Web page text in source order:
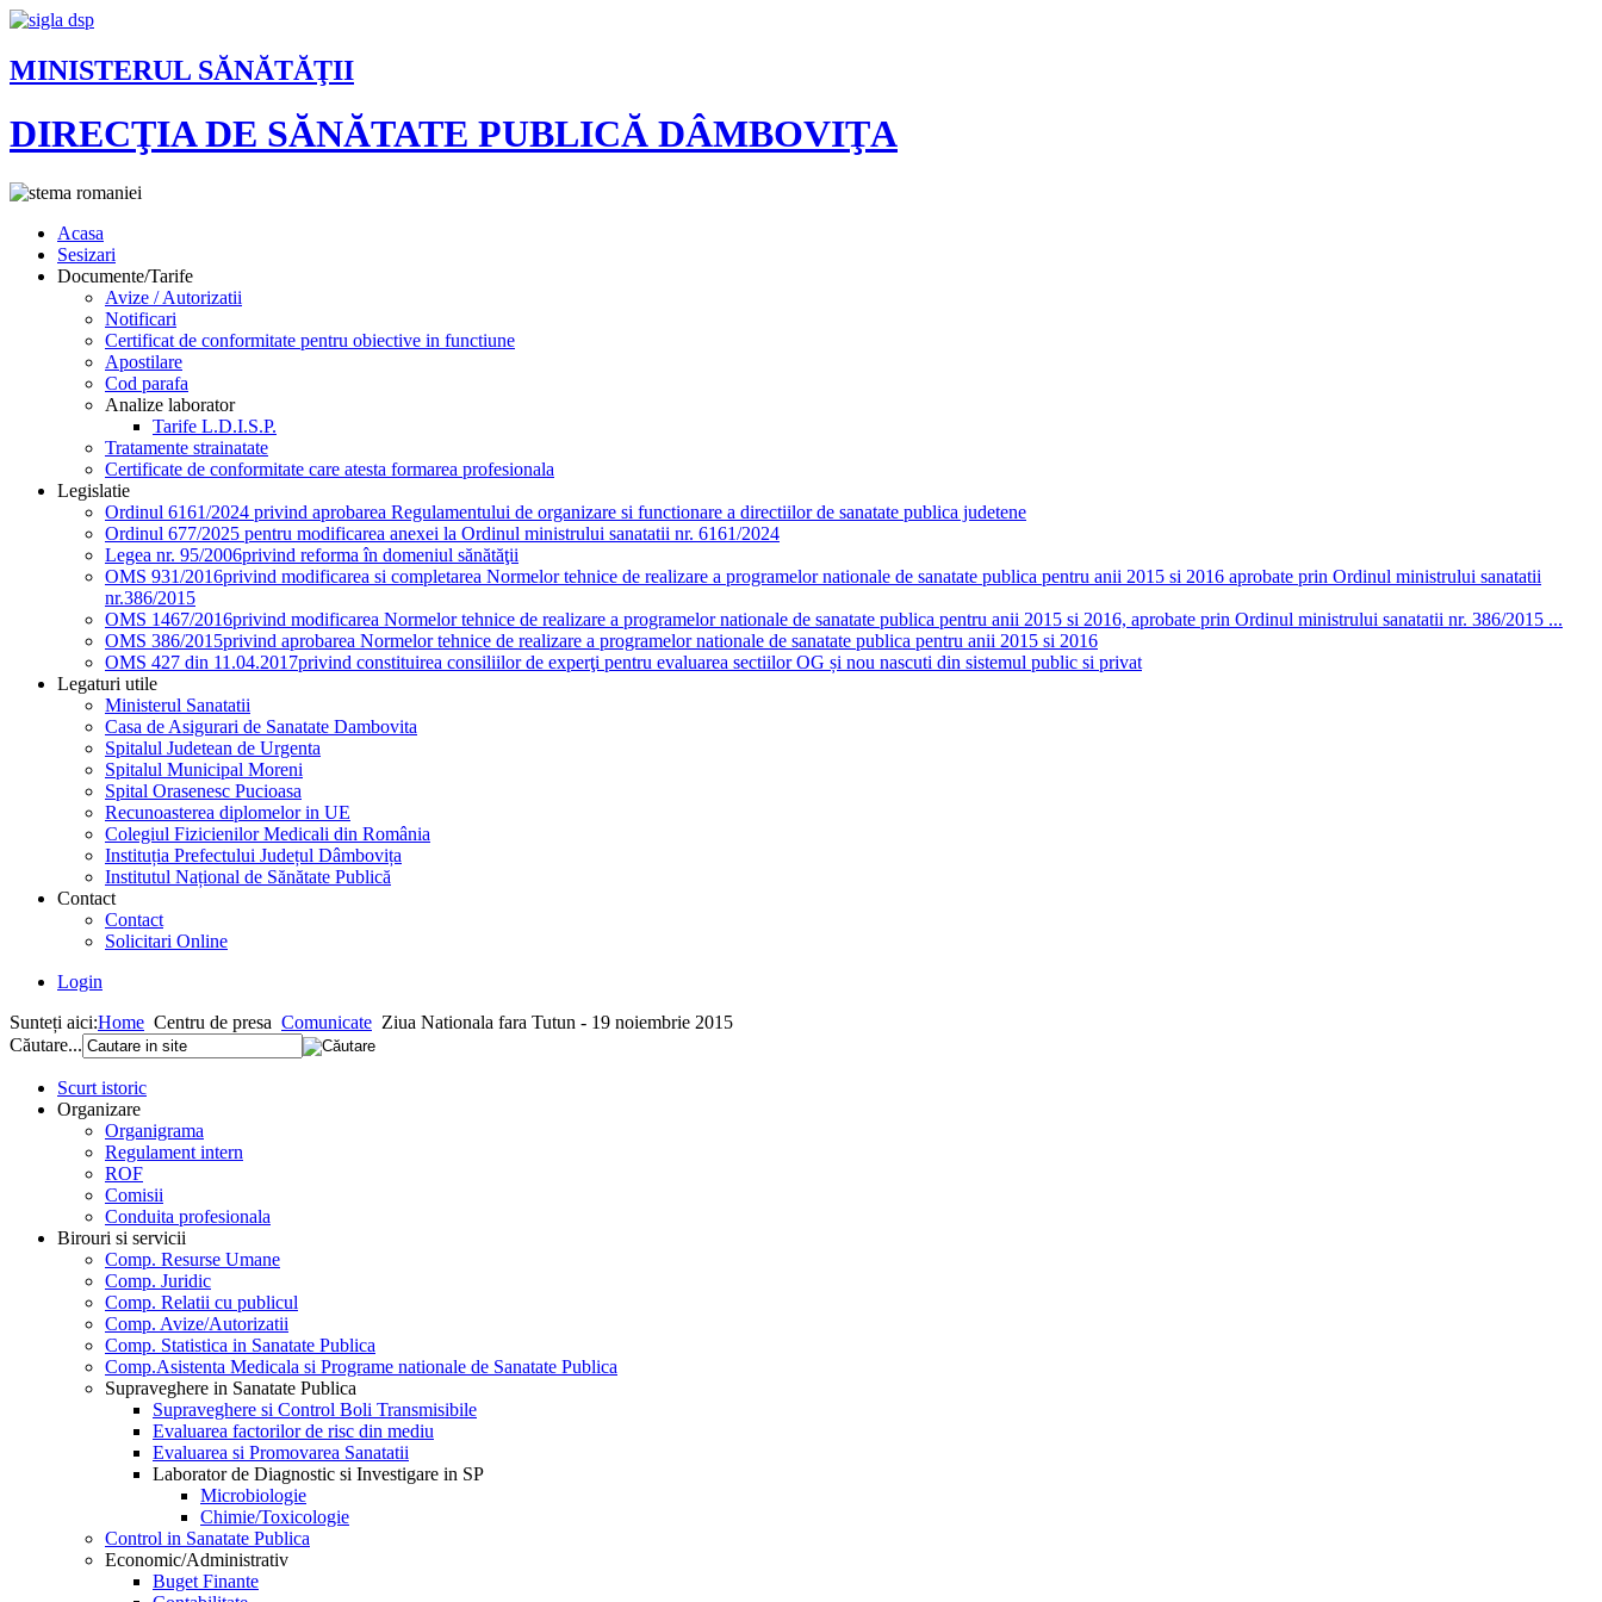
MINISTERUL SĂNĂTĂŢII
DIRECŢIA DE SĂNĂTATE PUBLICĂ DÂMBOVIŢA
Acasa
Sesizari
Documente/Tarife
Avize / Autorizatii
Notificari
Certificat de conformitate pentru obiective in functiune
Apostilare
Cod parafa
Analize laborator
Tarife L.D.I.S.P.
Tratamente strainatate
Certificate de conformitate care atesta formarea profesionala
Legislatie
Ordinul 6161/2024 privind aprobarea Regulamentului de organizare si functionare a directiilor de sanatate publica judetene
Ordinul 677/2025 pentru modificarea anexei la Ordinul ministrului sanatatii nr. 6161/2024
Legea nr. 95/2006privind reforma în domeniul sănătăţii
OMS 931/2016privind modificarea si completarea Normelor tehnice de realizare a programelor nationale de sanatate publica pentru anii 2015 si 2016 aprobate prin Ordinul ministrului sanatatii
nr.386/2015
OMS 1467/2016privind modificarea Normelor tehnice de realizare a programelor nationale de sanatate publica pentru anii 2015 si 2016, aprobate prin Ordinul ministrului sanatatii nr. 386/2015 ...
OMS 386/2015privind aprobarea Normelor tehnice de realizare a programelor nationale de sanatate publica pentru anii 2015 si 2016
OMS 427 din 11.04.2017privind constituirea consiliilor de experţi pentru evaluarea sectiilor OG și nou nascuti din sistemul public si privat
Legaturi utile
Ministerul Sanatatii
Casa de Asigurari de Sanatate Dambovita
Spitalul Judetean de Urgenta
Spitalul Municipal Moreni
Spital Orasenesc Pucioasa
Recunoasterea diplomelor in UE
Colegiul Fizicienilor Medicali din România
Instituția Prefectului Județul Dâmbovița
Institutul Național de Sănătate Publică
Contact
Contact
Solicitari Online
Login
Sunteți aici:Home Centru de presa Comunicate Ziua Nationala fara Tutun - 19 noiembrie 2015
Căutare...
Scurt istoric
Organizare
Organigrama
Regulament intern
ROF
Comisii
Conduita profesionala
Birouri si servicii
Comp. Resurse Umane
Comp. Juridic
Comp. Relatii cu publicul
Comp. Avize/Autorizatii
Comp. Statistica in Sanatate Publica
Comp.Asistenta Medicala si Programe nationale de Sanatate Publica
Supraveghere in Sanatate Publica
Supraveghere si Control Boli Transmisibile
Evaluarea factorilor de risc din mediu
Evaluarea si Promovarea Sanatatii
Laborator de Diagnostic si Investigare in SP
Microbiologie
Chimie/Toxicologie
Control in Sanatate Publica
Economic/Administrativ
Buget Finante